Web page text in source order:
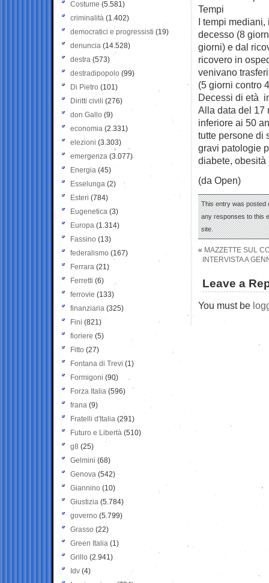
Tempi
I tempi mediani,
decesso (8
giorni) e dal
ricovero in
venivano
(5 giorni contro
Decessi di età
Alla data del 17
inferiore ai 50
tutte persone di
gravi patologie
diabete, obesità
(da Open)
This entry was posted
any responses to this
site.
« MAZZETTE SUL
INTERVISTA A
Leave a
You must be
Costume (5.581)
criminalità (1.402)
democratici e progressisti (19)
denuncia (14.528)
destra (573)
destradipopolo (99)
Di Pietro (101)
Diritti civili (276)
don Gallo (9)
economia (2.331)
elezioni (3.303)
emergenza (3.077)
Energia (45)
Esselunga (2)
Esteri (784)
Eugenetica (3)
Europa (1.314)
Fassino (13)
federalismo (167)
Ferrara (21)
Ferretti (6)
ferrovie (133)
finanziaria (325)
Fini (821)
fioriere (5)
Fitto (27)
Fontana di Trevi (1)
Formigoni (90)
Forza Italia (596)
frana (9)
Fratelli d'Italia (291)
Futuro e Libertà (510)
g8 (25)
Gelmini (68)
Genova (542)
Giannino (10)
Giustizia (5.784)
governo (5.799)
Grasso (22)
Green Italia (1)
Grillo (2.941)
Idv (4)